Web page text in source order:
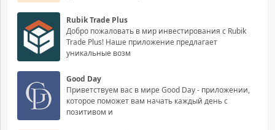
Rubik Trade Plus
Добро пожаловать в мир инвестирования с Rubik
Trade Plus! Наше приложение предлагает
уникальные возм
Good Day
Приветствуем вас в мире Good Day - приложении,
которое поможет вам начать каждый день с
позитивом и